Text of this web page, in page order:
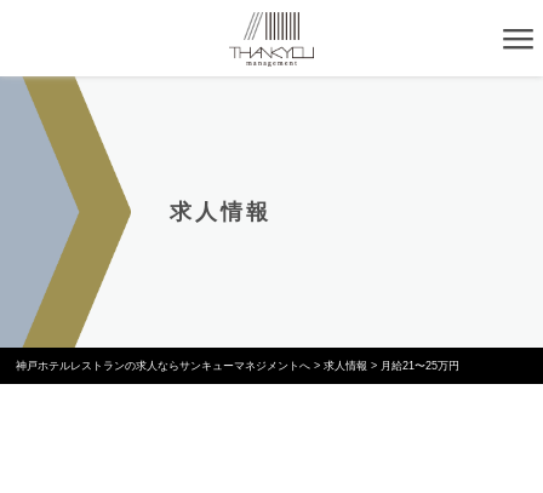
求人情報
神戸ホテルレストランの求人ならサンキューマネジメントへ >求人情報 > 月給21〜25万円